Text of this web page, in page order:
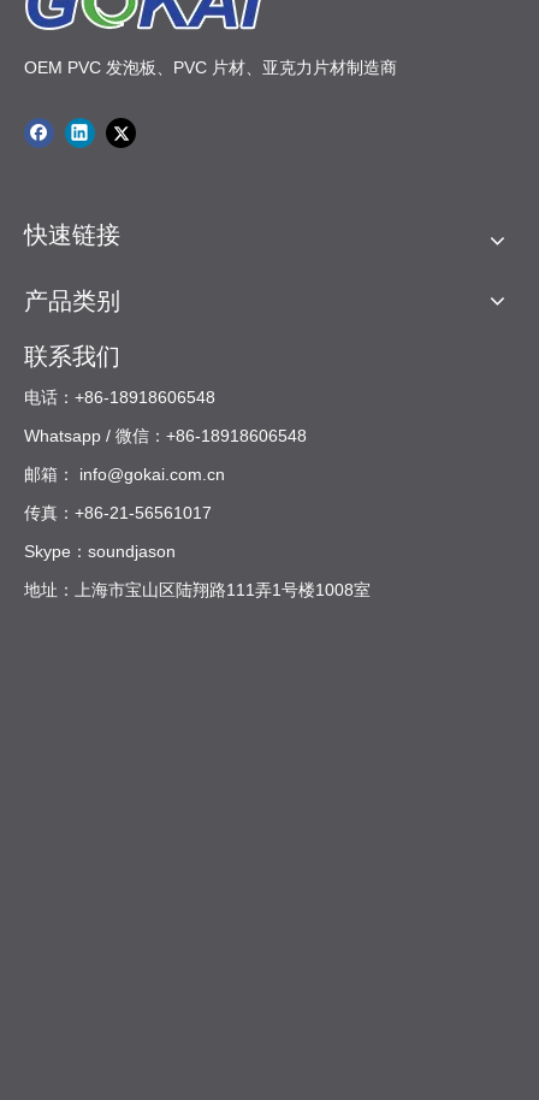
OEM PVC 发泡板、PVC 片材、亚克力片材制造商
快速链接
产品类别
联系我们
电话：+86-18918606548
Whatsapp / 微信：+86-18918606548
邮箱： info@gokai.com.cn
传真：+86-21-56561017
Skype：soundjason
地址：上海市宝山区陆翔路111弄1号楼1008室